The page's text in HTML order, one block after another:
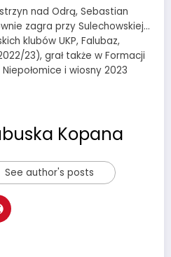
nad Odrą, Sebastian
zagra przy Sulechowskiej…
klubów UKP, Falubaz,
23), grał także w Formacji
i wiosny 2023
Kopana
See author's posts